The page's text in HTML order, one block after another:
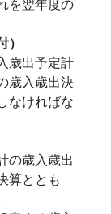
歳出予定計
歳入歳出決
なければな
の歳入歳出
算ととも